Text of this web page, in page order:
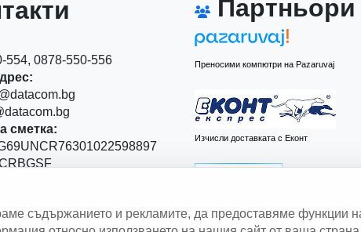
0878-550-556
сметка:
Левски" 111
Партньори
Преносими компютри на Pazaruvaj
Изчисли доставката с Еконт
съдържанието и рекламите, да предоставяме функции